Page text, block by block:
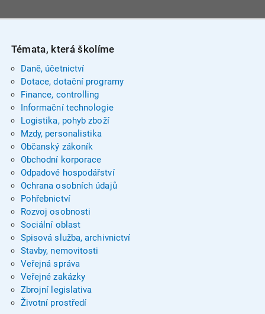
Témata, která školíme
Daně, účetnictví
Dotace, dotační programy
Finance, controlling
Informační technologie
Logistika, pohyb zboží
Mzdy, personalistika
Občanský zákoník
Obchodní korporace
Odpadové hospodářství
Ochrana osobních údajů
Pohřebnictví
Rozvoj osobnosti
Sociální oblast
Spisová služba, archivnictví
Stavby, nemovitosti
Veřejná správa
Veřejné zakázky
Zbrojní legislativa
Životní prostředí